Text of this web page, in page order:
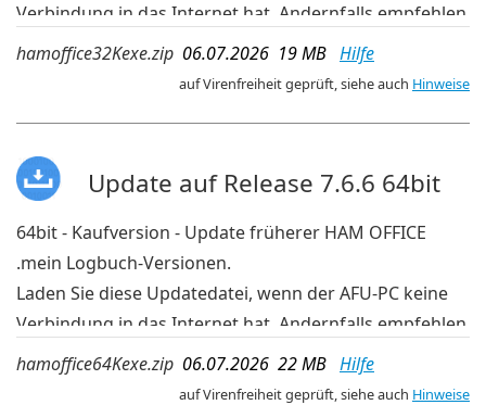
Verbindung in das Internet hat. Andernfalls empfehlen
wir die aktuelleren Updates der OnlineUpdate-
Verwaltung im Programm.
hamoffice32Kexe.zip 06.07.2026 19 MB Hilfe
auf Virenfreiheit geprüft, siehe auch Hinweise
Update auf Release 7.6.6 64bit
64bit - Kaufversion - Update früherer HAM OFFICE
.mein Logbuch-Versionen.
Laden Sie diese Updatedatei, wenn der AFU-PC keine
Verbindung in das Internet hat. Andernfalls empfehlen
wir die aktuelleren Updates der OnlineUpdate-
Verwaltung im Programm.
hamoffice64Kexe.zip 06.07.2026 22 MB Hilfe
auf Virenfreiheit geprüft, siehe auch Hinweise